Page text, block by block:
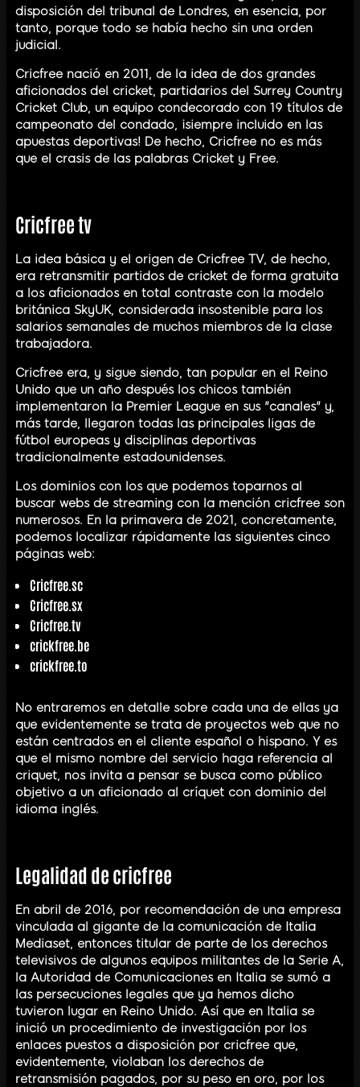
disposición del tribunal de Londres, en esencia, por
tanto, porque todo se había hecho sin una orden
judicial.
Cricfree nació en 2011, de la idea de dos grandes
aficionados del cricket, partidarios del Surrey Country
Cricket Club, un equipo condecorado con 19 títulos de
campeonato del condado, ¡siempre incluido en las
apuestas deportivas! De hecho, Cricfree no es más
que el crasis de las palabras Cricket y Free.
Cricfree tv
La idea básica y el origen de Cricfree TV, de hecho,
era retransmitir partidos de cricket de forma gratuita
a los aficionados en total contraste con la modelo
británica SkyUK, considerada insostenible para los
salarios semanales de muchos miembros de la clase
trabajadora.
Cricfree era, y sigue siendo, tan popular en el Reino
Unido que un año después los chicos también
implementaron la Premier League en sus "canales" y,
más tarde, llegaron todas las principales ligas de
fútbol europeas y disciplinas deportivas
tradicionalmente estadounidenses.
Los dominios con los que podemos toparnos al
buscar webs de streaming con la mención cricfree son
numerosos. En la primavera de 2021, concretamente,
podemos localizar rápidamente las siguientes cinco
páginas web:
Cricfree.sc
Cricfree.sx
Cricfree.tv
crickfree.be
crickfree.to
No entraremos en detalle sobre cada una de ellas ya
que evidentemente se trata de proyectos web que no
están centrados en el cliente español o hispano. Y es
que el mismo nombre del servicio haga referencia al
criquet, nos invita a pensar se busca como público
objetivo a un aficionado al críquet con dominio del
idioma inglés.
Legalidad de cricfree
En abril de 2016, por recomendación de una empresa
vinculada al gigante de la comunicación de Italia
Mediaset, entonces titular de parte de los derechos
televisivos de algunos equipos militantes de la Serie A,
la Autoridad de Comunicaciones en Italia se sumó a
las persecuciones legales que ya hemos dicho
tuvieron lugar en Reino Unido. Así que en Italia se
inició un procedimiento de investigación por los
enlaces puestos a disposición por cricfree que,
evidentemente, violaban los derechos de
retransmisión pagados, por su peso en oro, por los